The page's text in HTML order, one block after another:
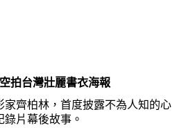
空拍台灣壯麗書衣海報
家齊柏林，首度披露不為人知的心
片幕後故事。